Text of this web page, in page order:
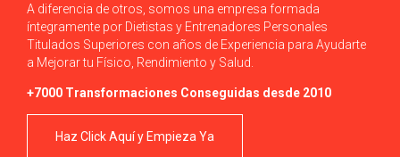
A diferencia de otros, somos una empresa formada
íntegramente por Dietistas y Entrenadores Personales
Titulados Superiores con años de Experiencia para Ayudarte
a Mejorar tu Físico, Rendimiento y Salud.
+7000 Transformaciones Conseguidas desde 2010
Haz Click Aquí y Empieza Ya